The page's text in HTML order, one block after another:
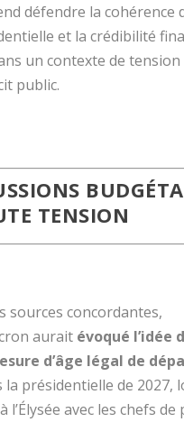
défendre la cohérence
et la crédibilité
un contexte de
public.
TENSION
sources concordantes,
aurait évoqué l’idée
d’âge légal de
la présidentielle de 2027,
l’Élysée avec les chefs de